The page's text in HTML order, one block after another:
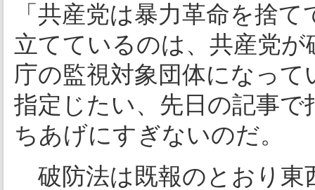
「共産党は暴力革命を捨
立てているのは、共産党
庁の監視対象団体になっ
指定じたい、先日の記事
ちあげにすぎないのだ。
破防法は既報のとおり東